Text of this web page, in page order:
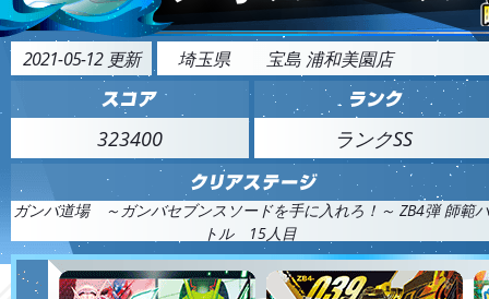
2021-05-12 更新 埼玉県 宝島 浦和美園店
323400 ランクSS
ガンバ道場 ～ガンバセブンスソードを手に入れろ！～ ZB4弾 師範バ
トル 15人目